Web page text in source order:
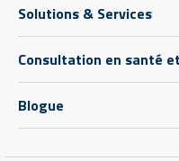
Solutions & Services
Consultation en santé
Blogue